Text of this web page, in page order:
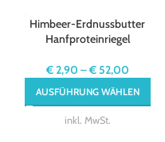
Himbeer-Erdnussbutter
Hanfproteinriegel
€2,90 –€52,00
AUSFÜHRUNG WÄHLEN
inkl. MwSt.